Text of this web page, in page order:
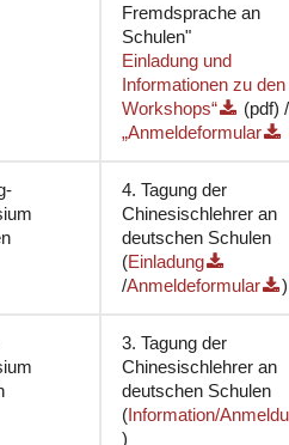
Fremdsprache an
Schulen"
Einladung und
Informationen zu den
Workshops“
(pdf) /
„Anmeldeformular
4. Tagung der
Chinesischlehrer an
deutschen Schulen
(Einladung
/Anmeldeformular )
3. Tagung der
Chinesischlehrer an
deutschen Schulen
(Information/
)